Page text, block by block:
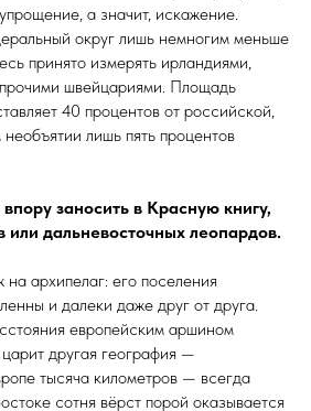
а значит, искажение.
округ лишь немногим меньше
принято измерять ирландиями,
швейцариями. Площадь
40 процентов от российской,
лишь пять процентов
заносить в Красную книгу,
или дальневосточных лео­пардов.
архипелаг: его поселения
и далеки даже друг от друга.
европейским аршином
другая география —
тысяча километров — всегда
сотня вёрст порой оказывается